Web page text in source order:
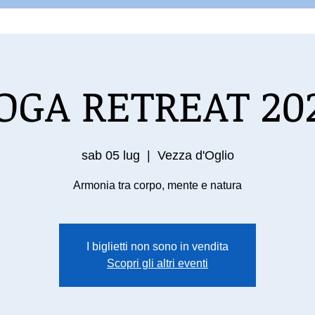
RETREAT
sab 05 lug Vezza d'Oglio
Armonia tra corpo, mente e natura
I biglietti non sono in vendita
Scopri gli altri eventi